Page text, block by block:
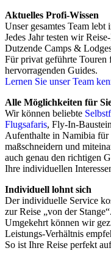
Aktuelles Profi-Wissen
Unser gesamtes Team
Jedes Jahr testen wir
Dutzende Camps &
Für privat geführte Touren
hervorragenden Guides.
Lernen Sie unser Team
Alle Möglichkeiten für
Wir können beliebte
Flugsafaris, Fly-In-
Aufenthalte in Namibia für
maßschneidern und
auch genau den richtigen
Ihre individuellen
Individuell lohnt sich
Der individuelle Service
zur Reise „von der Stange“.
Umgekehrt können wir
Leistungs-Verhältnis
So ist Ihre Reise perfekt